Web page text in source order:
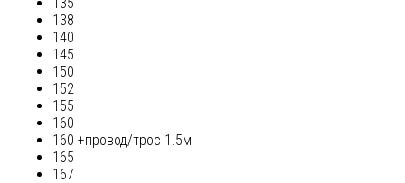
135
138
140
145
150
152
155
160
160 +провод/трос 1.5м
165
167